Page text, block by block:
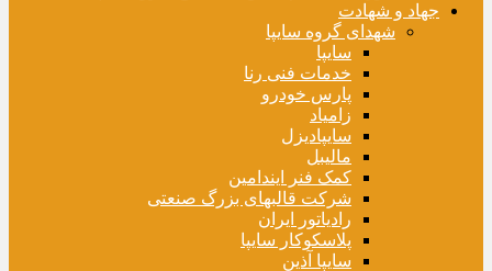
جهاد و شهادت
شهدای گروه سایپا
سایپا
خدمات فنی رنا
پارس خودرو
زامیاد
سایپادیزل
مالیبل
کمک فنر ایندامین
شرکت قالبهای بزرگ صنعتی
رادیاتور ایران
پلاسکوکار سایپا
سایپا آذین